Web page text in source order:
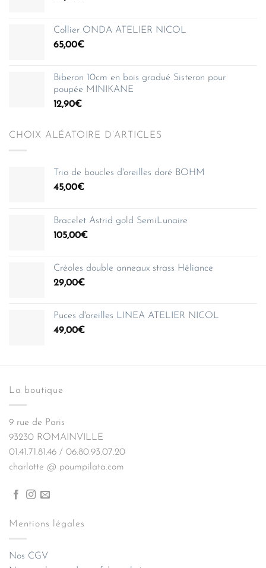
Collier ONDA ATELIER NICOL
65,00€
Biberon 10cm en bois gradué Sisteron pour
poupée MINIKANE
12,90€
CHOIX ALÉATOIRE D’ARTICLES
Trio de boucles d'oreilles doré BOHM
45,00€
Bracelet Astrid gold SemiLunaire
105,00€
Créoles double anneaux strass Héliance
29,00€
Puces d'oreilles LINEA ATELIER NICOL
49,00€
La boutique
9 rue de Paris
93230 ROMAINVILLE
01.41.71.81.46 / 06.80.93.07.20
charlotte @ poumpilata.com
Mentions légales
Nos CGV